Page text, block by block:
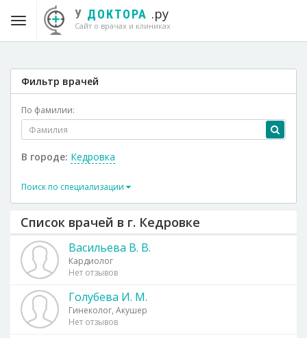
У ДОКТОРА .ру
Сайт о врачах и клиниках
Фильтр врачей
По фамилии:
В городе: Кедровка
Поиск по специализации
Список врачей в г. Кедровке
Васильева В. В.
Кардиолог
Нет отзывов
Голубева И. М.
Гинеколог, Акушер
Нет отзывов